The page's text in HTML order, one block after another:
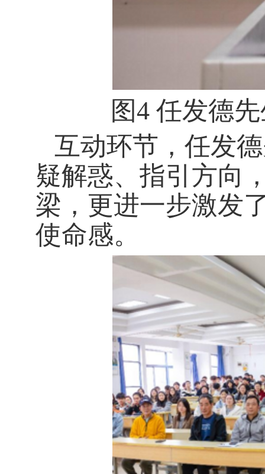
图4 任发德
互动环节，任发
疑解惑、指引方向
梁，更进一步激发
使命感。